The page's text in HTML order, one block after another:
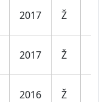
2017 Ž
2017 Ž
2016 Ž